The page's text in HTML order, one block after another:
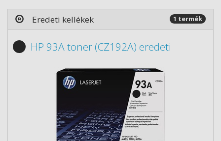
Eredeti kellékek 1 termék
HP 93A toner (CZ192A) eredeti